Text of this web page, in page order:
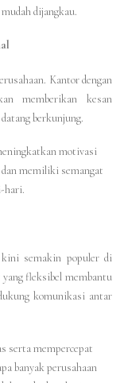
dijangkau.
Kantor dengan
memberikan kesan
berkunjung.
motivasi
memiliki semangat
hari.
kini semakin populer di
fleksibel membantu
komunikasi antar
serta mempercepat
banyak perusahaan